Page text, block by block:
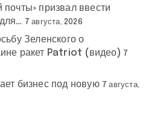
призвал ввести
7 августа, 2026
Зеленского о
ракет Patriot (видео) 7
бизнес под новую 7 августа,